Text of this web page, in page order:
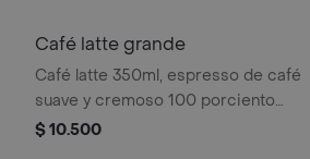
Café latte grande
Café latte 350ml, espresso de café
suave y cremoso 100 porciento
colombiano con la cantidad justa de
$ 10.500